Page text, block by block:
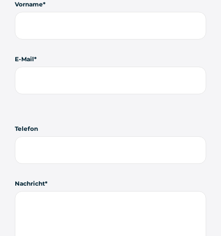
Vorname
E-Mail
Telefon
Nachricht